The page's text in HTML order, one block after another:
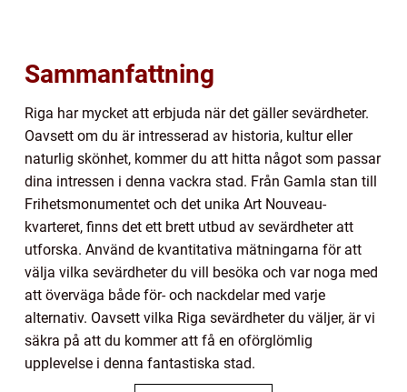
Sammanfattning
Riga har mycket att erbjuda när det gäller sevärdheter.
Oavsett om du är intresserad av historia, kultur eller
naturlig skönhet, kommer du att hitta något som passar
dina intressen i denna vackra stad. Från Gamla stan till
Frihetsmonumentet och det unika Art Nouveau-
kvarteret, finns det ett brett utbud av sevärdheter att
utforska. Använd de kvantitativa mätningarna för att
välja vilka sevärdheter du vill besöka och var noga med
att överväga både för- och nackdelar med varje
alternativ. Oavsett vilka Riga sevärdheter du väljer, är vi
säkra på att du kommer att få en oförglömlig
upplevelse i denna fantastiska stad.